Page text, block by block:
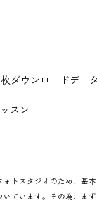
ダウンロードデータ
スン
トスタジオのため、基
いています。その為、ま